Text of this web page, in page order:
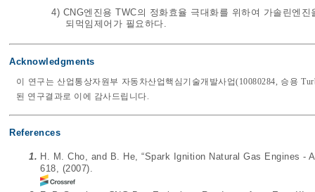
4) CNG엔진용 TWC의 정화효율 극대화를 위하여 가솔린엔
되먹임제어가 필요하다.
Acknowledgments
이 연구는 산업통상자원부 자동차산업핵심기술개발사업(10080284, 승용
된 연구결과로 이에 감사드립니다.
References
1. H. M. Cho, and B. He, “Spark Ignition Natural Gas Engines -
618, (2007).